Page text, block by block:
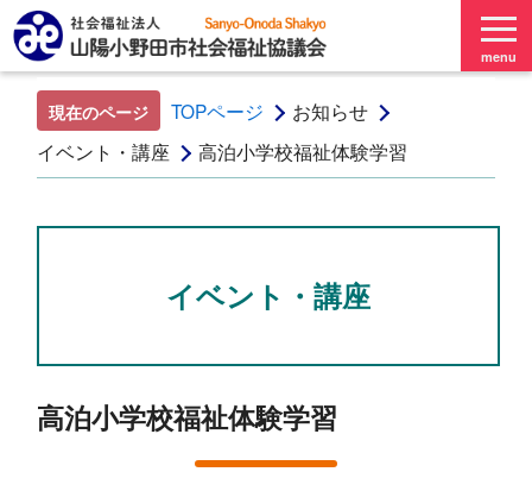
menu
現在のページ TOPページ
お知らせ
イベント・講座
高泊小学校福祉体験学習
イベント・講座
高泊小学校福祉体験学習